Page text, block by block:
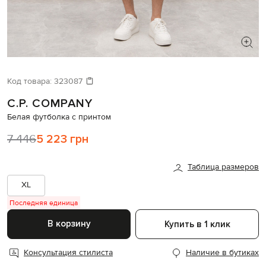
Давайте подберем что-то еще
Похожие товары
Код товара: 323087
C.P. COMPANY
Белая футболка с принтом
7 4465 223 грн
Таблица размеров
XL
Последняя единица
В корзину Купить в 1 клик
Консультация стилиста Наличие в бутиках